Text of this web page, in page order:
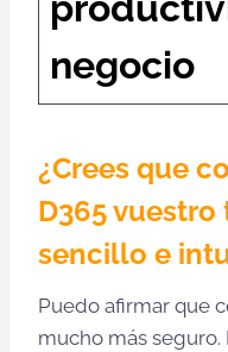
negocio
¿Crees que
D365
sencillo e
Puedo afirmar que
mucho más